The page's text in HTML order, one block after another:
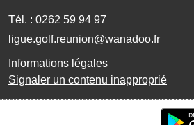
Tél. : 0262 59 94 97
ligue.golf.reunion@wanadoo.fr
Informations légales
Signaler un contenu inapproprié